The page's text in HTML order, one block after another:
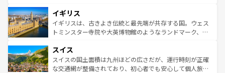
香り高いラベンダー畑など、多彩な楽しみ方が可能だ。さ
らに、パリ以外の地域にも魅力が溢れており、どの街角に
も豊かな歴史と文化が息づいている。パリ以外の個性あふ
を参照してほしい。
顔を持つこの国は、どこを歩いても飽きることがない。ベ
ルリンの文化的活気、バイエルン州のアルプスの絶景、そ
してライン川沿いのワイン畑といった風景は必見。ビール
は、お酒好きな人にはぜひ体験してほしい。 なお、新着の
ドイツ情報はコンテンツ一覧を参照してほしい。
イギリス
イギリスは、古きよき伝統と最先端が共存する国。ウェス
トミンスター寺院や大英博物館のようなランドマーク、歴
リアごとに異なる魅力がある。また、優雅なアフタヌーン
ティー、ビール好きにはたまらない英国パブ、サッカー観
戦など、本場だからこそできる体験も豊富。イギリスを旅
スイス
スイスの国土面積は九州ほどの広さだが、運行時刻が正確
な交通網が整備されており、初心者でも安心して個人旅行